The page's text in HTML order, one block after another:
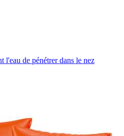
l'eau de pénétrer dans le nez